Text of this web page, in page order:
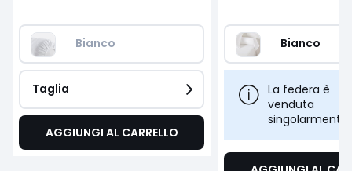
Bianco
Taglia
AGGIUNGI AL CARRELLO
Bianco
La federa è
venduta
singolarmente